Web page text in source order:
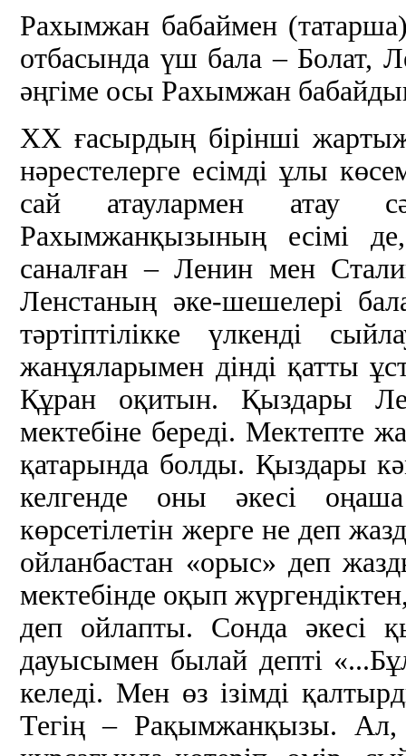
Рахымжан бабаймен
отбасында үш бала – Болат,
әңгіме осы Рахымжан
ХХ ғасырдың бірінші
нәрестелерге есімді ұлы
сай атаулармен атау
Рахымжанқызының есімі
саналған – Ленин мен
Ленстаның әке-шешелері
тәртіптілікке үлкенді
жанұяларымен дінді қатты
Құран оқитын. Қыздары
мектебіне береді. Мектепте
қатарында болды. Қыздары
келгенде оны әкесі
көрсетілетін жерге не деп
ойланбастан «орыс» деп
мектебінде оқып
деп ойлапты. Сонда әкесі
дауысымен былай депті
келеді. Мен өз ізімді
Тегің – Рақымжанқызы.